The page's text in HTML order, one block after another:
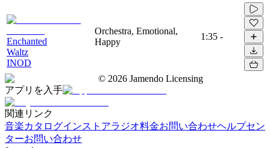
Enchanted
Waltz
INOD
Orchestra, Emotional,
Happy
1:35 -
© 2026 Jamendo Licensing
アプリを入手
関連リンク
音楽カタログインストアラジオ料金お問い合わせヘルプセン
ターお問い合わせ